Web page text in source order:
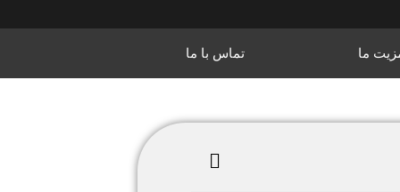
ما تماس با ما